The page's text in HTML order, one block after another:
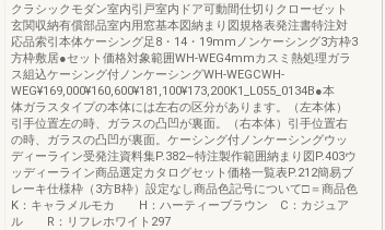
クラシックモダン室内引戸室内ドア可動間仕切りクローゼット
玄関収納有償部品室内用窓基本図納まり図規格表発注書特注対
応品索引本体ケーシング足8・14・19mmノンケーシング3方枠3
方枠敷居●セット価格対象範囲WH-WEG4mmカスミ熱処理ガラ
ス組込ケーシング付ノンケーシングWH-WEGCWH-
WEG¥169,000¥160,600¥181,100¥173,200K1_L055_0134B●本
体ガラスタイプの本体には左右の区分があります。（左本体）
引手位置左の時、ガラスの凸凹が裏面。（右本体）引手位置右
の時、ガラスの凸凹が裏面。ケーシング付ノンケーシングウッ
ディーライン受発注資料集P.382∼特注製作範囲納まり図P.403ウ
ッディーライン商品選定カタログセット価格一覧表P.212簡易ブ
レーキ仕様枠（3方B枠）設定なし商品色記号について□＝商品色
K：キャラメルモカ H：ハーティーブラウン C：カジュア
ル R：リフレホワイト297